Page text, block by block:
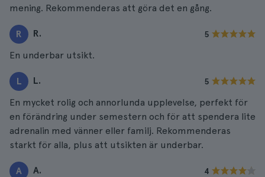
mening. Rekommenderas att göra det en gång.
R R. 5
En underbar utsikt.
L L. 5
En mycket rolig och annorlunda upplevelse, perfekt för
en förändring under semestern och för att spendera lite
adrenalin med vänner eller familj. Rekommenderas
starkt för alla, plus att utsikten är underbar.
A A. 4